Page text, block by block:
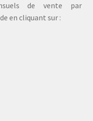
de vente par
en cliquant sur :